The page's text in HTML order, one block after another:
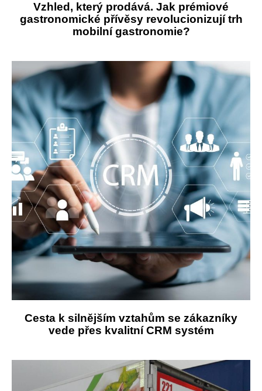
Vzhled, který prodává. Jak prémiové
gastronomické přívěsy revolucionizují trh
mobilní gastronomie?
Cesta k silnějším vztahům se zákazníky
vede přes kvalitní CRM systém